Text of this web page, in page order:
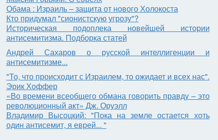
Обама : Израиль – защита от нового Холокоста
Кто придумал "сионистскую угрозу"?
Историческая подоплека новейшей истории
антисемитизма. Подборка статей
Андрей Сахаров о русской интеллигенции и
антисемитизме...
"То, что происходит с Израилем, то ожидает и всех нас".
Эрик Хоффер
«Во времени всеобщего обмана говорить правду – это
революционный акт» Дж. Оруэлл
Владимир Высоцкий: "Пока на земле остается хоть
один антисемит, я еврей... "